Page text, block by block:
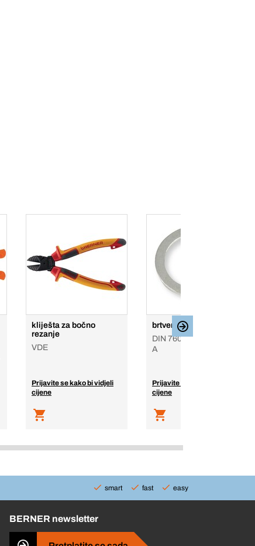
kliješta za bočno
rezanje
VDE
Prijavite se kako bi vidjeli
cijene
brtveni prsten
DIN 7603, aluminij, oblik
A
Prijavite se kako bi vidjeli
cijene
smart fast easy
BERNER newsletter